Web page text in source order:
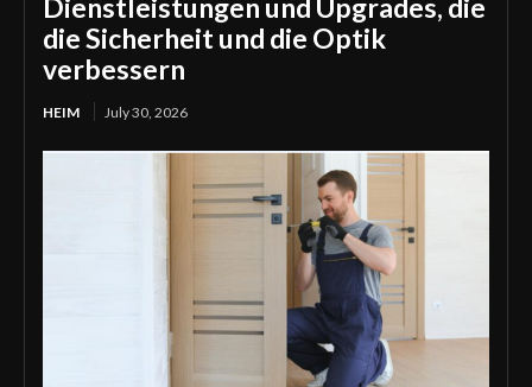
Dienstleistungen und Upgrades, die
die Sicherheit und die Optik
verbessern
HEIM July 30, 2026